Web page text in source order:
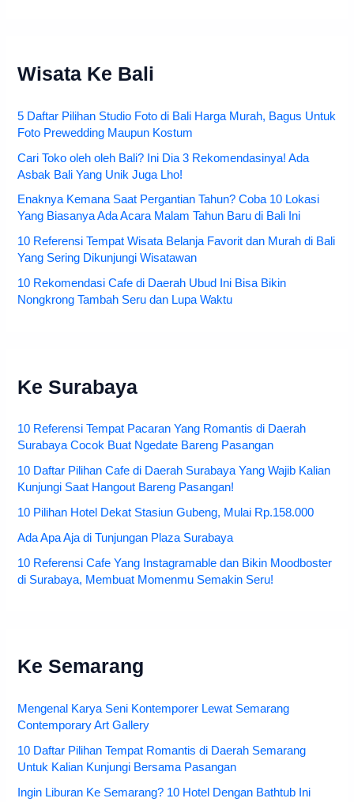
Wisata Ke Bali
5 Daftar Pilihan Studio Foto di Bali Harga Murah, Bagus Untuk
Foto Prewedding Maupun Kostum
Cari Toko oleh oleh Bali? Ini Dia 3 Rekomendasinya! Ada
Asbak Bali Yang Unik Juga Lho!
Enaknya Kemana Saat Pergantian Tahun? Coba 10 Lokasi
Yang Biasanya Ada Acara Malam Tahun Baru di Bali Ini
10 Referensi Tempat Wisata Belanja Favorit dan Murah di Bali
Yang Sering Dikunjungi Wisatawan
10 Rekomendasi Cafe di Daerah Ubud Ini Bisa Bikin
Nongkrong Tambah Seru dan Lupa Waktu
Ke Surabaya
10 Referensi Tempat Pacaran Yang Romantis di Daerah
Surabaya Cocok Buat Ngedate Bareng Pasangan
10 Daftar Pilihan Cafe di Daerah Surabaya Yang Wajib Kalian
Kunjungi Saat Hangout Bareng Pasangan!
10 Pilihan Hotel Dekat Stasiun Gubeng, Mulai Rp.158.000
Ada Apa Aja di Tunjungan Plaza Surabaya
10 Referensi Cafe Yang Instagramable dan Bikin Moodboster
di Surabaya, Membuat Momenmu Semakin Seru!
Ke Semarang
Mengenal Karya Seni Kontemporer Lewat Semarang
Contemporary Art Gallery
10 Daftar Pilihan Tempat Romantis di Daerah Semarang
Untuk Kalian Kunjungi Bersama Pasangan
Ingin Liburan Ke Semarang? 10 Hotel Dengan Bathtub Ini